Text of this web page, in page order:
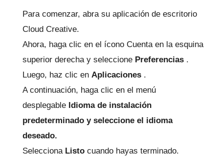
Para comenzar, abra su aplicación de escritorio
Cloud Creative.
Ahora, haga clic en el ícono Cuenta en la esquina
superior derecha y seleccione Preferencias .
Luego, haz clic en Aplicaciones .
A continuación, haga clic en el menú
desplegable Idioma de instalación
predeterminado y seleccione el idioma
deseado.
Selecciona Listo cuando hayas terminado.